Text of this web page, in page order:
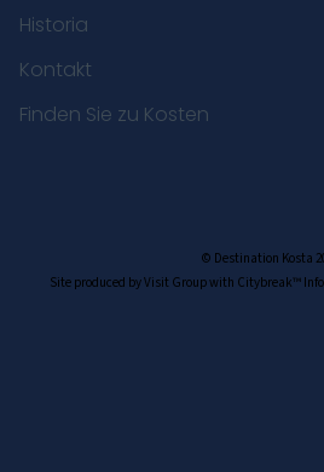
Historia
Kontakt
Finden Sie zu Kosten
© Destination Kosta
Site produced by Visit Group with Citybreak™